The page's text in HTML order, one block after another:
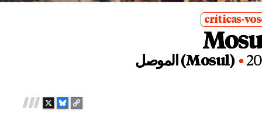
posted
in
críticas-
الموصل (Mosul)
X
B
C